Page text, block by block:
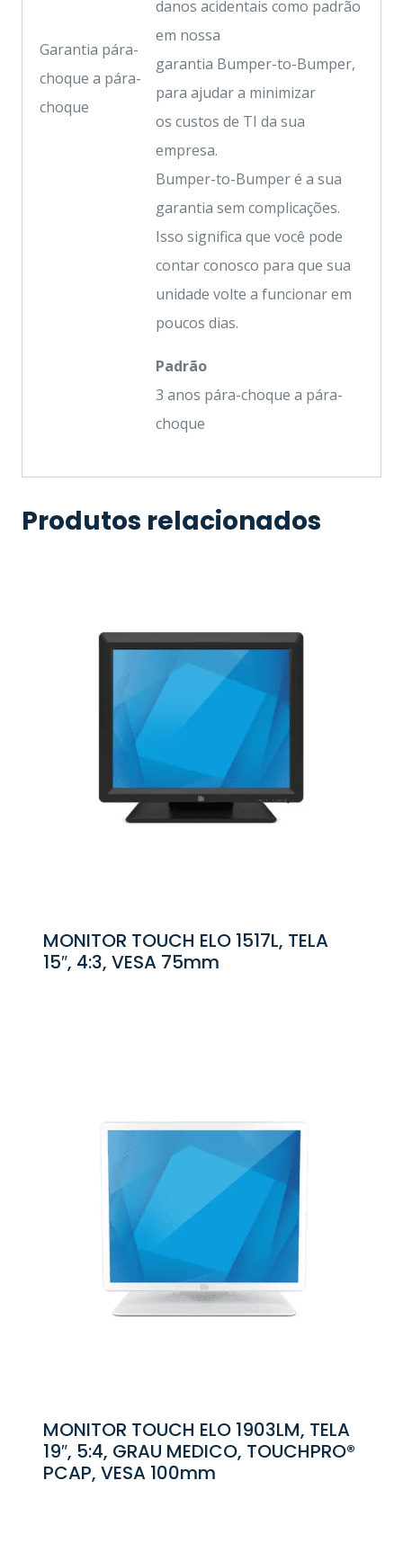
Garantia pára-
choque a pára-
choque
danos acidentais como padrão
em nossa
garantia Bumper-to-Bumper,
para ajudar a minimizar
os custos de TI da sua
empresa.
Bumper-to-Bumper é a sua
garantia sem complicações.
Isso significa que você pode
contar conosco para que sua
unidade volte a funcionar em
poucos dias.
Padrão
3 anos pára-choque a pára-
choque
Produtos relacionados
MONITOR TOUCH ELO 1517L, TELA
15″, 4:3, VESA 75mm
MONITOR TOUCH ELO 1903LM, TELA
19″, 5:4, GRAU MEDICO, TOUCHPRO®
PCAP, VESA 100mm